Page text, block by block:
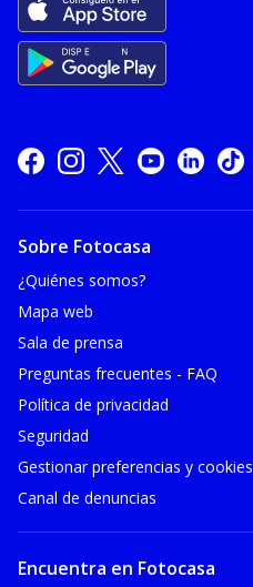
Sobre Fotocasa
¿Quiénes somos?
Mapa web
Sala de prensa
Preguntas frecuentes - FAQ
Política de privacidad
Seguridad
Gestionar preferencias y cookies
Canal de denuncias
Encuentra en Fotocasa